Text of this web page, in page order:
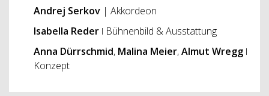
Andrej Serkov | Akkordeon
Isabella Reder ǀ Bühnenbild & Ausstattung
Anna Dürrschmid, Malina Meier,Almut Wregg ǀ
Konzept